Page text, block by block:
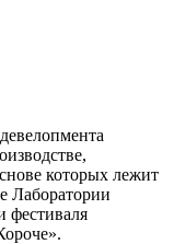
которых лежит
Лаборатории
фестиваля